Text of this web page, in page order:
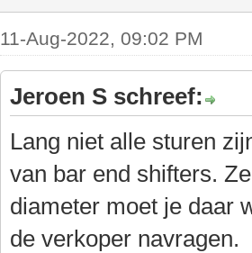
11-Aug-2022, 09:02 PM
Jeroen S schreef:
Lang niet alle sturen
van bar end shifters.
diameter moet je daar
de verkoper navragen.